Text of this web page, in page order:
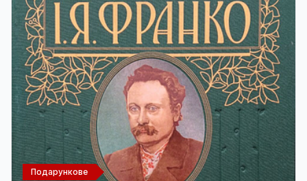
Подарункове